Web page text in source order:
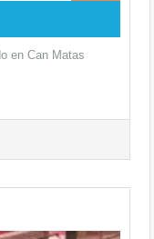
en Can Matas